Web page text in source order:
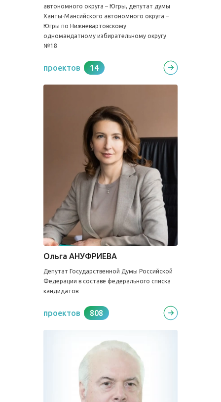
автономного округа – Югры, депутат думы
Ханты-Мансийского автономного округа –
Югры по Нижневартовскому
одномандатному избирательному округу
№18
проектов 14
Ольга АНУФРИЕВА
Депутат Государственной Думы Российской
Федерации в составе федерального списка
кандидатов
проектов 808